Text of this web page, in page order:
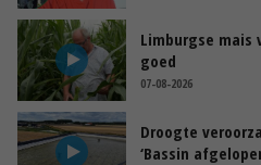
Limburgse mais
goed
07-08-2026
Droogte
‘Bassin